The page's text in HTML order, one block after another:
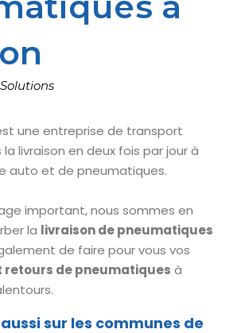
une entreprise de transport
livraison en deux fois par jour à
auto et de pneumatiques.
important, nous sommes en
la livraison de pneumatiques
de faire pour vous vos
retours de pneumatiques à